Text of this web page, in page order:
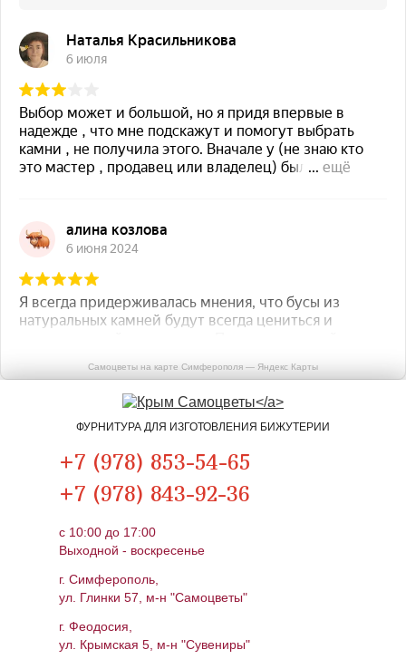
Самоцветы на карте Симферополя — Яндекс Карты
ФУРНИТУРА ДЛЯ ИЗГОТОВЛЕНИЯ БИЖУТЕРИИ
+7 (978) 853-54-65
+7 (978) 843-92-36
c 10:00 до 17:00
Выходной - воскресенье
г. Симферополь,
ул. Глинки 57, м-н "Самоцветы"
г. Феодосия,
ул. Крымская 5, м-н "Сувениры"